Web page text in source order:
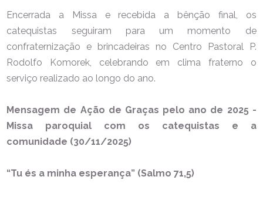
Encerrada a Missa e recebida a bênção final, os
catequistas seguiram para um momento de
confraternização e brincadeiras no Centro Pastoral P.
Rodolfo Komorek, celebrando em clima fraterno o
serviço realizado ao longo do ano.
Mensagem de Ação de Graças pelo ano de 2025 -
Missa paroquial com os catequistas e a
comunidade (30/11/2025)
“Tu és a minha esperança” (Salmo 71,5)